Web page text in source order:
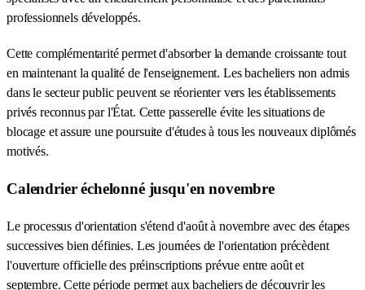
professionnels développés.
Cette complémentarité permet d'absorber la demande croissante tout
en maintenant la qualité de l'enseignement. Les bacheliers non admis
dans le secteur public peuvent se réorienter vers les établissements
privés reconnus par l'État. Cette passerelle évite les situations de
blocage et assure une poursuite d'études à tous les nouveaux diplômés
motivés.
Calendrier échelonné jusqu'en novembre
Le processus d'orientation s'étend d'août à novembre avec des étapes
successives bien définies. Les journées de l'orientation précèdent
l'ouverture officielle des préinscriptions prévue entre août et
septembre. Cette période permet aux bacheliers de découvrir les